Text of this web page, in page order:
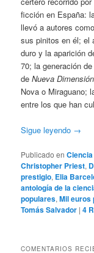
ficción en España:
llevó a autores
sus pinitos en él; el
duro y la aparición
70; la generación
deNueva Dimensión
Nova o Miraguano;
entre los que han
Sigue leyendo →
Publicado en
Christopher Priest,
prestigio, Elia
antología de la
populares,Mil euros
Tomás Salvador |4
COMENTARIOS